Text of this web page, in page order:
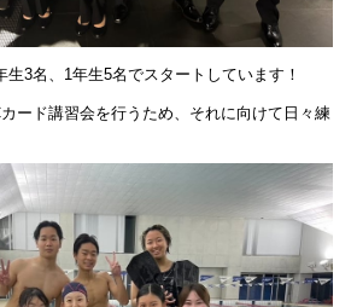
生3名、1年生5名でスタートしています！
ード講習会を行うため、それに向けて日々練